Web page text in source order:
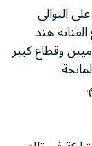
التوالي
هند
وقطاع كبير